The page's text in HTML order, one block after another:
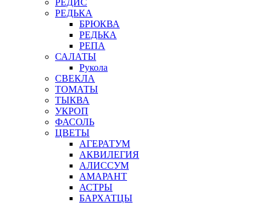
РЕДИС
РЕДЬКА
БРЮКВА
РЕДЬКА
РЕПА
САЛАТЫ
Рукола
СВЕКЛА
ТОМАТЫ
ТЫКВА
УКРОП
ФАСОЛЬ
ЦВЕТЫ
АГЕРАТУМ
АКВИЛЕГИЯ
АЛИССУМ
АМАРАНТ
АСТРЫ
БАРХАТЦЫ